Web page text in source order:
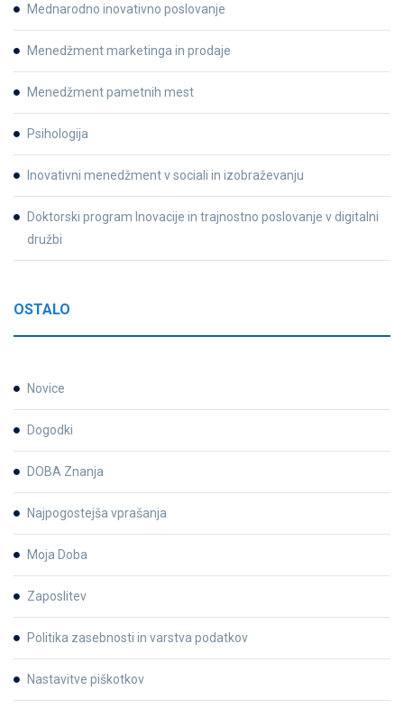
Mednarodno inovativno poslovanje
Menedžment marketinga in prodaje
Menedžment pametnih mest
Psihologija
Inovativni menedžment v sociali in izobraževanju
Doktorski program Inovacije in trajnostno poslovanje v digitalni
družbi
OSTALO
Novice
Dogodki
DOBA Znanja
Najpogostejša vprašanja
Moja Doba
Zaposlitev
Politika zasebnosti in varstva podatkov
Nastavitve piškotkov